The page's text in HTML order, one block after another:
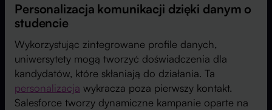
Personalizacja komunikacji dzięki danym o
studencie
Wykorzystując zintegrowane profile danych,
uniwersytety mogą tworzyć doświadczenia dla
kandydatów, które skłaniają do działania. Ta
personalizacja wykracza poza pierwszy kontakt.
Salesforce tworzy dynamiczne kampanie oparte na